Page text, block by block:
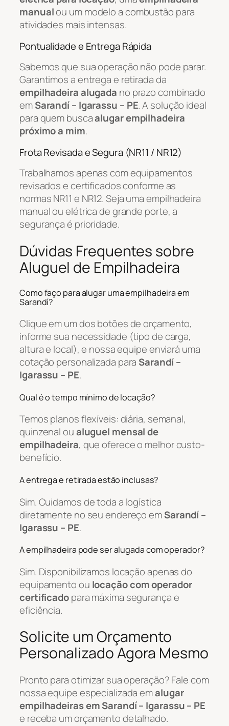
manualou um modelo a combustão para
atividades mais intensas.
Pontualidade e Entrega Rápida
Sabemos que sua operação não pode parar.
Garantimos a entrega e retirada da
empilhadeira alugada no prazo combinado
emSarandí – Igarassu – PE. A solução ideal
para quem buscaalugar empilhadeira
próximo a mim.
Frota Revisada e Segura (NR11 / NR12)
Trabalhamos apenas com equipamentos
revisados e certificados conforme as
normas NR11 e NR12. Seja uma empilhadeira
manual ou elétrica de grande porte, a
segurança é prioridade.
Dúvidas Frequentes sobre
Aluguel de Empilhadeira
Como faço para alugar uma empilhadeira em
Sarandí?
Clique em um dos botões de orçamento,
informe sua necessidade (tipo de carga,
altura e local), e nossa equipe enviará uma
cotação personalizada paraSarandí –
Igarassu – PE.
Qual é o tempo mínimo de locação?
Temos planos flexíveis: diária, semanal,
quinzenal oualuguel mensal de
empilhadeira, que oferece o melhor custo-
benefício.
A entrega e retirada estão inclusas?
Sim. Cuidamos de toda a logística
diretamente no seu endereço emSarandí –
Igarassu – PE.
A empilhadeira pode ser alugada com operador?
Sim. Disponibilizamos locação apenas do
equipamento ou locação com operador
certificadopara máxima segurança e
eficiência.
Solicite um Orçamento
Personalizado Agora Mesmo
Pronto para otimizar sua operação? Fale com
nossa equipe especializada emalugar
empilhadeiras em Sarandí – Igarassu – PE
e receba um orçamento detalhado.